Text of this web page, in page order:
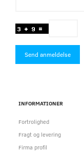
Send anmeldelse
INFORMATIONER
Fortrolighed
Fragt og levering
Firma profil